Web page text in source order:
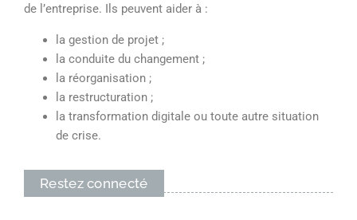
de l’entreprise. Ils peuvent aider à :
la gestion de projet ;
la conduite du changement ;
la réorganisation ;
la restructuration ;
la transformation digitale ou toute autre situation
de crise.
Restez connecté